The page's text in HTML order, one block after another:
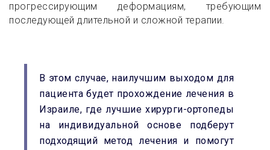
прогрессирующим деформациям, требующим
последующей длительной и сложной терапии.
В этом случае, наилучшим выходом для
пациента будет прохождение лечения в
Израиле, где лучшие хирурги-ортопеды
на индивидуальной основе подберут
подходящий метод лечения и помогут